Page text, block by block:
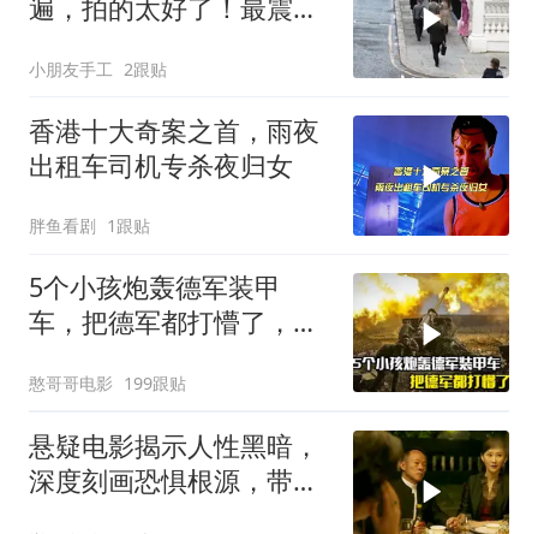
遍，拍的太好了！最震惊
小朋友手工 2跟贴
香港十大奇案之首，雨夜
出租车司机专杀夜归女
胖鱼看剧 1跟贴
5个小孩炮轰德军装甲
车，把德军都打懵了，战
憨哥哥电影 199跟贴
悬疑电影揭示人性黑暗，
深度刻画恐惧根源，带你